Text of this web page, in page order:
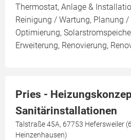
Thermostat, Anlage &
Reinigung / Wartung, Planung
Optimierung,
Erweiterung, Renovierung,
Pries -
Sanitärinstallationen
Talstraße 45A, 67753 Hefersweiler
Heinzenhausen)